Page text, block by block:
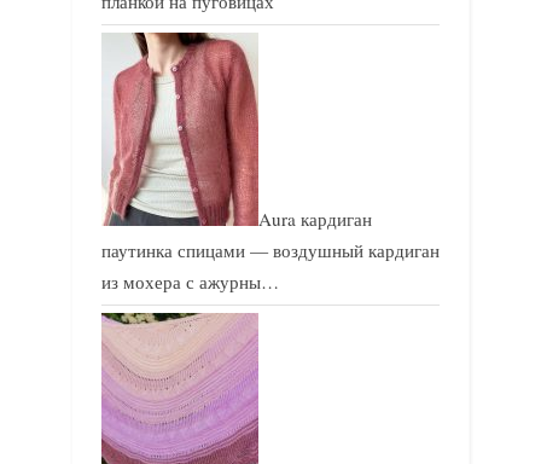
Aura кардиган
паутинка спицами — воздушный кардиган
из мохера с ажурны…